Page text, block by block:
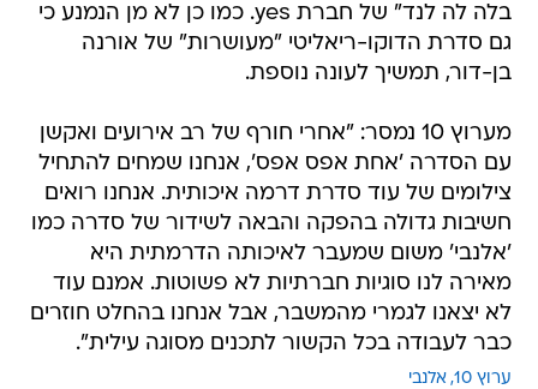
בלה לה לנד" של חברת yes. כמו כן לא מן הנמנע כי
גם סדרת הדוקו-ריאליטי "מעושרות" של אורנה
בן-דור, תמשיך לעונה נוספת.
מערוץ 10 נמסר: "אחרי חורף של רב אירועים ואקשן
עם הסדרה 'אחת אפס אפס', אנחנו שמחים להתחיל
צילומים של עוד סדרת דרמה איכותית. אנחנו רואים
חשיבות גדולה בהפקה והבאה לשידור של סדרה כמו
'אלנבי' משום שמעבר לאיכותה הדרמתית היא
מאירה לנו סוגיות חברתיות לא פשוטות. אמנם עוד
לא יצאנו לגמרי מהמשבר, אבל אנחנו בהחלט חוזרים
כבר לעבודה בכל הקשור לתכנים מסוגה עילית".
ערוץ 10 אלנבי